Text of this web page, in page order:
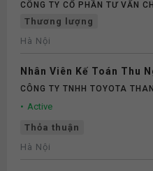
CÔNG TY CỔ PHẦN TƯ VẤN
Thương lượng
Hà Nội
Nhân Viên Kế Toán Thu
CÔNG TY TNHH TOYOTA
Active
Thỏa thuận
Hà Nội